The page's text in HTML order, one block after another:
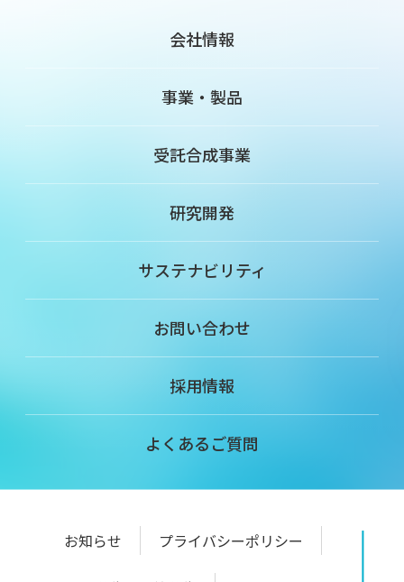
会社情報
事業・製品
受託合成事業
研究開発
サステナビリティ
お問い合わせ
採用情報
よくあるご質問
お知らせ プライバシーポリシー